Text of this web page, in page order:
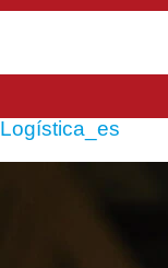
Logística_es